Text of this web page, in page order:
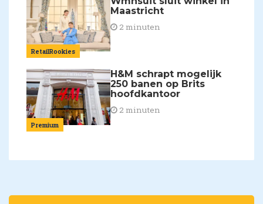
RetailRookies
Maastricht
2 minuten
Premium
H&M schrapt mogelijk
250 banen op Brits
hoofdkantoor
2 minuten